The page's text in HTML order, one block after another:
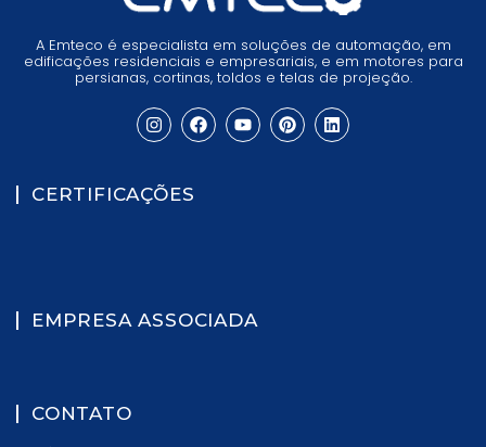
A Emteco é especialista em soluções de automação, em
edificações residenciais e empresariais, e em motores para
persianas, cortinas, toldos e telas de projeção.
CERTIFICAÇÕES
EMPRESA ASSOCIADA
CONTATO